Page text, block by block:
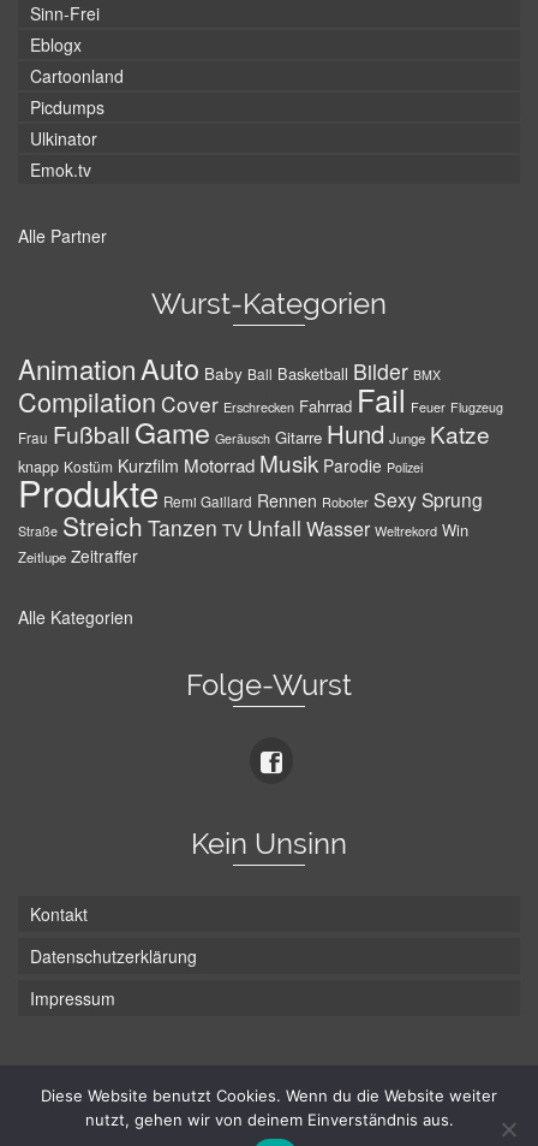
Sinn-Frei
Eblogx
Cartoonland
Picdumps
Ulkinator
Emok.tv
Alle Partner
Wurst-Kategorien
AnimationAuto Baby Ball Basketball Bilder BMX
Compilation Cover Erschrecken Fahrrad Fail Feuer Flugzeug
Frau Fußball Game Geräusch Gitarre Hund Junge Katze
knapp Kostüm Kurzfilm Motorrad Musik Parodie Polizei
Produkte Remi Gaillard Rennen Roboter SexySprung
Straße Streich Tanzen TV Unfall Wasser Weltrekord Win
Zeitlupe Zeitraffer
Alle Kategorien
Folge-Wurst
Kein Unsinn
Kontakt
Datenschutzerklärung
Impressum
© Hans-Wurst.net - Gute Laune seit 2005
Diese Website benutzt Cookies. Wenn du die Website weiter
nutzt, gehen wir von deinem Einverständnis aus.